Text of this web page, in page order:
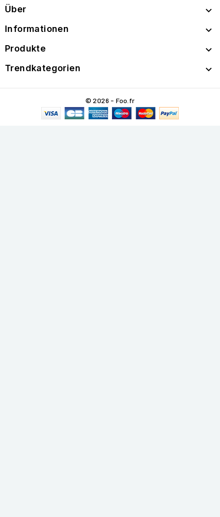
Über 
Informationen 
Produkte 
Trendkategorien 
© 2026 - Foo.fr